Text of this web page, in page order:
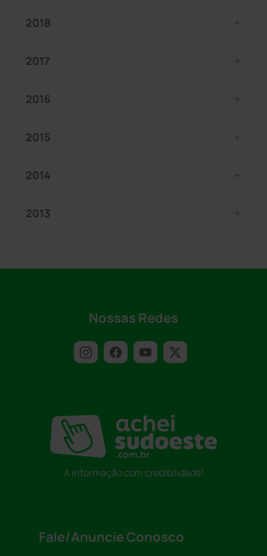
2018
2017
2016
2015
2014
2013
Nossas Redes
A informação com credibilidade!
Fale/Anuncie Conosco